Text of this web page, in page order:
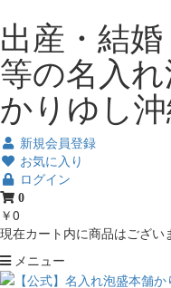
出産・結
等の名入
かりゆし
新規会員登録
お気に入り
ログイン
0
￥0
現在カート内に商品はござい
メニュー